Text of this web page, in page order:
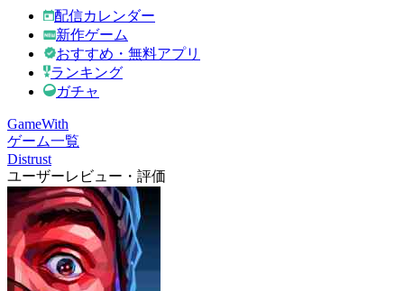
配信カレンダー
新作ゲーム
おすすめ・無料アプリ
ランキング
ガチャ
GameWith
ゲーム一覧
Distrust
ユーザーレビュー・評価